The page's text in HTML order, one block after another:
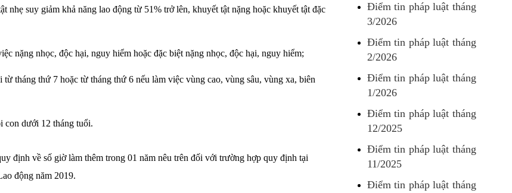
nhẹ suy giảm khả năng lao động từ 51% trở lên, khuyết tật nặng hoặc khuyết tật đặc
nặng nhọc, độc hại, nguy hiểm hoặc đặc biệt nặng nhọc, độc hại, nguy hiểm;
từ tháng thứ 7 hoặc từ tháng thứ 6 nếu làm việc vùng cao, vùng sâu, vùng xa, biên
con dưới 12 tháng tuổi.
định về số giờ làm thêm trong 01 năm nêu trên đối với trường hợp quy định tại
động năm 2019.
Điểm tin pháp luật tháng
3/2026
Điểm tin pháp luật tháng
2/2026
Điểm tin pháp luật tháng
1/2026
Điểm tin pháp luật tháng
12/2025
Điểm tin pháp luật tháng
11/2025
Điểm tin pháp luật tháng